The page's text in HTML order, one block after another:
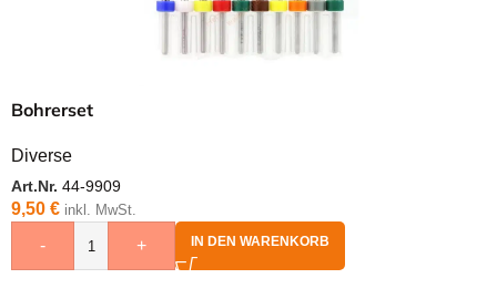
Bohrerset
Diverse
Art.Nr. 44-9909
9,50 € inkl. MwSt.
- + IN DEN WARENKORB